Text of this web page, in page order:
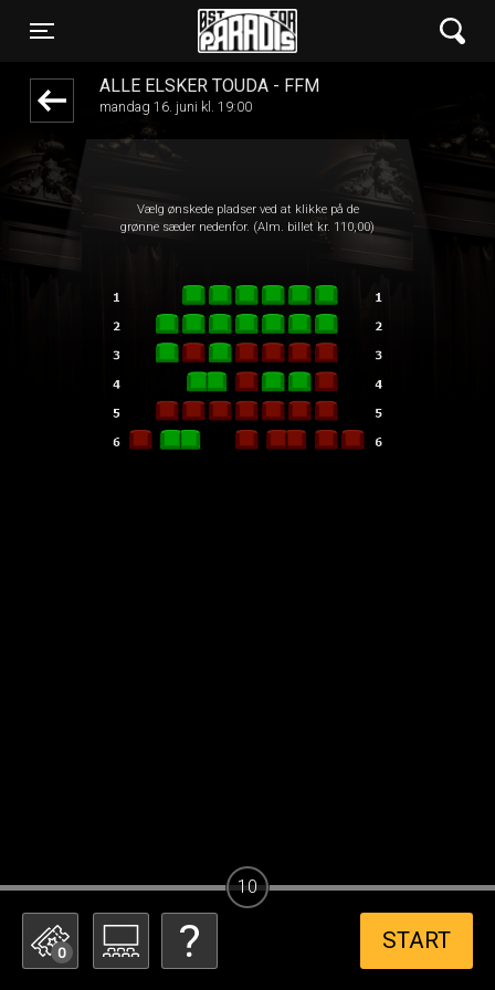
Toggle navigation
Øst for Paradis
ALLE ELSKER TOUDA - FFM
mandag 16. juni kl. 19:00
Vælg ønskede pladser ved at klikke på de
grønne sæder nedenfor. (Alm. billet kr. 110,00)
0 START
10
front05-temp 034734